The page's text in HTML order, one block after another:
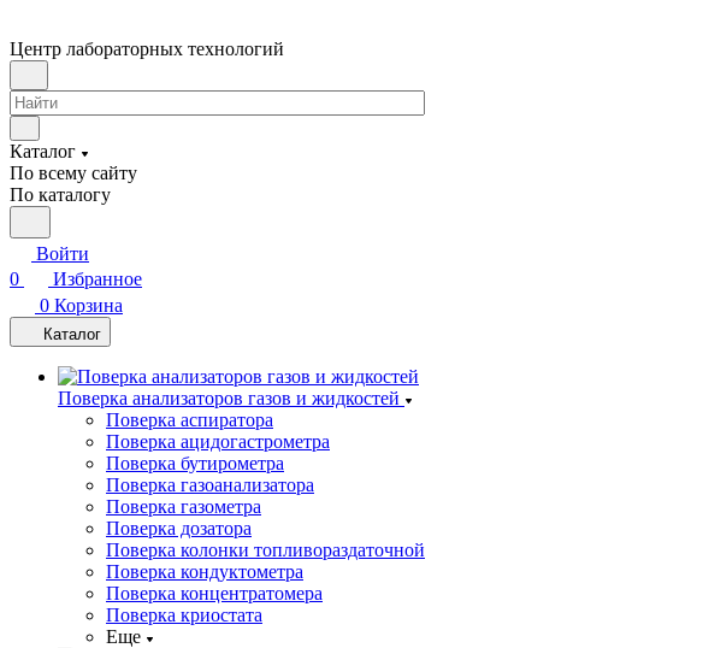
Центр лабораторных технологий
Каталог
По всему сайту
По каталогу
Войти
0
Избранное
0 Корзина
Каталог
Поверка анализаторов газов и жидкостей
Поверка аспиратора
Поверка ацидогастрометра
Поверка бутирометра
Поверка газоанализатора
Поверка газометра
Поверка дозатора
Поверка колонки топливораздаточной
Поверка кондуктометра
Поверка концентратомера
Поверка криостата
Еще